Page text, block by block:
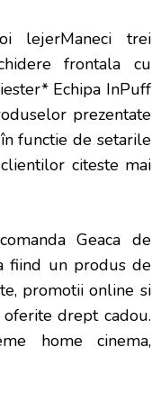
lejerManeci trei
frontala cu
Echipa InPuff
prezentate
functie de setarile
citeste mai
Geaca de
fiind un produs de
promotii online si
drept cadou.
home cinema,